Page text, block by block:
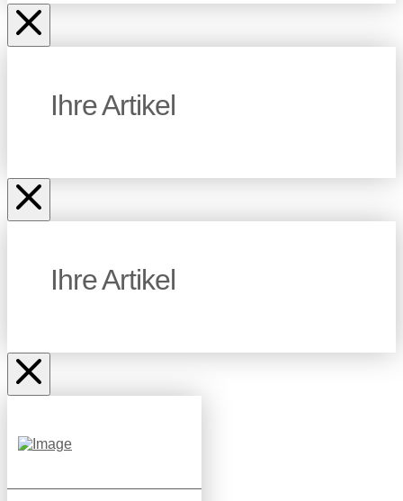
Ihre Artikel
Ihre Artikel